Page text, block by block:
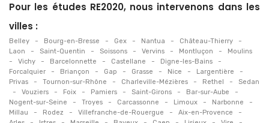
Pour les études RE2020, nous intervenons dans les
villes :
Belley - Bourg-en-Bresse - Gex - Nantua - Château-Thierry -
Laon - Saint-Quentin - Soissons - Vervins - Montluçon - Moulins
- Vichy - Barcelonnette - Castellane - Digne-les-Bains -
Forcalquier - Briançon - Gap - Grasse - Nice - Largentière -
Privas - Tournon-sur-Rhône - Charleville-Mézières - Rethel - Sedan
- Vouziers - Foix - Pamiers - Saint-Girons - Bar-sur-Aube -
Nogent-sur-Seine - Troyes - Carcassonne - Limoux - Narbonne -
Millau - Rodez - Villefranche-de-Rouergue - Aix-en-Provence -